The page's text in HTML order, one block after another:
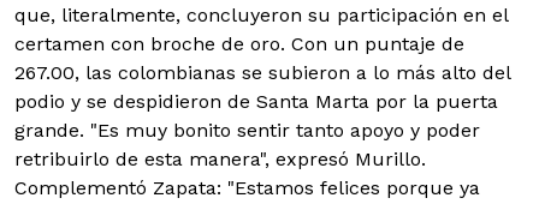
que, literalmente, concluyeron su participación en el
certamen con broche de oro. Con un puntaje de
267.00, las colombianas se subieron a lo más alto del
podio y se despidieron de Santa Marta por la puerta
grande. "Es muy bonito sentir tanto apoyo y poder
retribuirlo de esta manera", expresó Murillo.
Complementó Zapata: "Estamos felices porque ya